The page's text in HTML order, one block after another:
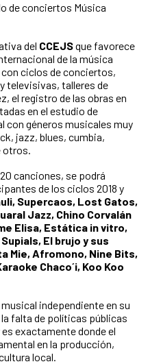
de conciertos Música
del CCEJSque favorece
de la música
ciclos de conciertos,
televisivas, talleres de
el registro de las obras en
en el estudio de
con géneros musicales muy
jazz, blues, cumbia,
otros.
canciones, se podrá
de los ciclos 2018 y
Supercaos, Lost Gatos,
Jazz, Chino Corvalán
Elisa, Estática in vitro,
El brujo y sus
Mie, Afromono, Nine Bits,
Chaco´i, Koo Koo
independiente en su
falta de políticas públicas
exactamente donde el
en la producción,
local.